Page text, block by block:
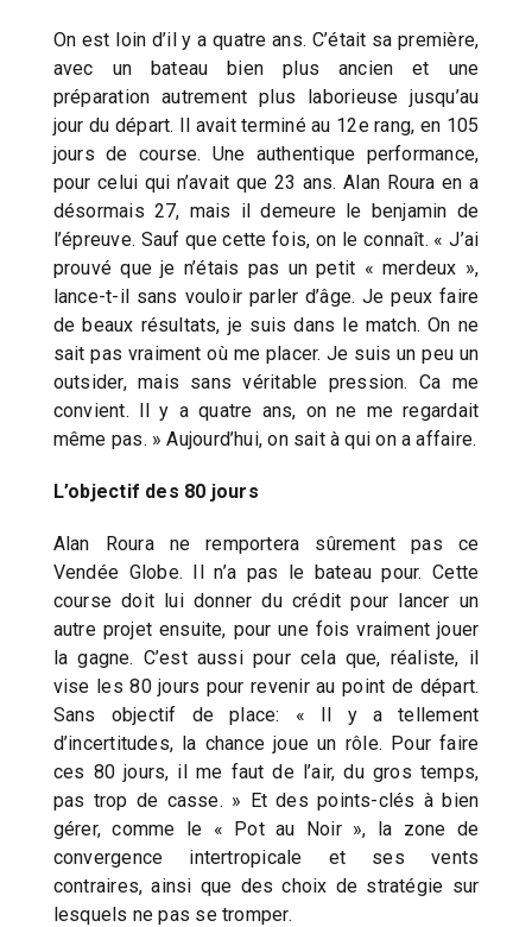
On est loin d’il y a quatre ans. C’était sa première,
avec un bateau bien plus ancien et une
préparation autrement plus laborieuse jusqu’au
jour du départ. Il avait terminé au 12e rang, en 105
jours de course. Une authentique performance,
pour celui qui n’avait que 23 ans. Alan Roura en a
désormais 27, mais il demeure le benjamin de
l’épreuve. Sauf que cette fois, on le connaît. « J’ai
prouvé que je n’étais pas un petit « merdeux »,
lance-t-il sans vouloir parler d’âge. Je peux faire
de beaux résultats, je suis dans le match. On ne
sait pas vraiment où me placer. Je suis un peu un
outsider, mais sans véritable pression. Ca me
convient. Il y a quatre ans, on ne me regardait
même pas. » Aujourd’hui, on sait à qui on a affaire.
L’objectif des 80 jours
Alan Roura ne remportera sûrement pas ce
Vendée Globe. Il n’a pas le bateau pour. Cette
course doit lui donner du crédit pour lancer un
autre projet ensuite, pour une fois vraiment jouer
la gagne. C’est aussi pour cela que, réaliste, il
vise les 80 jours pour revenir au point de départ.
Sans objectif de place: « Il y a tellement
d’incertitudes, la chance joue un rôle. Pour faire
ces 80 jours, il me faut de l’air, du gros temps,
pas trop de casse. » Et des points-clés à bien
gérer, comme le « Pot au Noir », la zone de
convergence intertropicale et ses vents
contraires, ainsi que des choix de stratégie sur
lesquels ne pas se tromper.